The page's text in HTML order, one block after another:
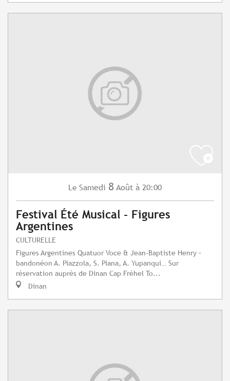
Le Samedi 8 Août à 20:00
Festival Été Musical - Figures
Argentines
CULTURELLE
Figures Argentines Quatuor Voce & Jean-Baptiste Henry –
bandonéon A. Piazzola, S. Piana, A. Yupanqui… Sur
réservation auprès de Dinan Cap Fréhel To...
Dinan